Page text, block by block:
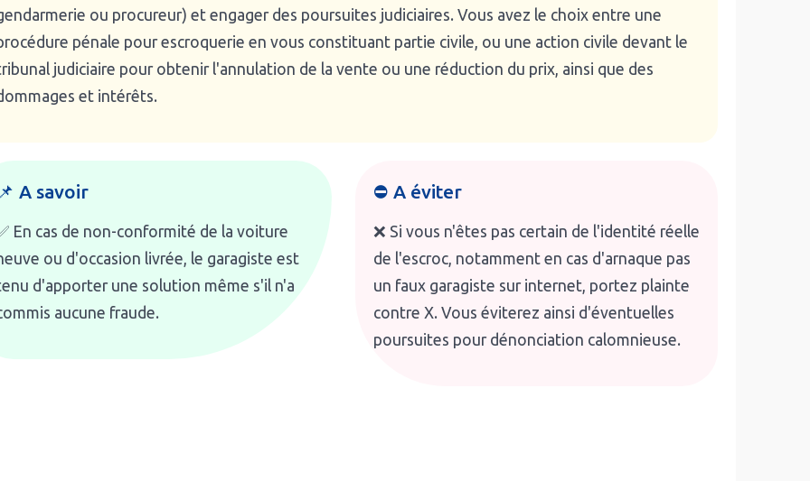
ou procureur) et engager des poursuites judiciaires. Vous avez le choix entre une
pénale pour escroquerie en vous constituant partie civile, ou une action civile devant le
judiciaire pour obtenir l'annulation de la vente ou une réduction du prix, ainsi que des
et intérêts.
A savoir
En cas de non-conformité de la voiture
ou d'occasion livrée, le garagiste est
d'apporter une solution même s'il n'a
aucune fraude.
⛔ A éviter
❌ Si vous n'êtes pas certain de l'identité réelle
de l'escroc, notamment en cas d'arnaque pas
un faux garagiste sur internet, portez plainte
contre X. Vous éviterez ainsi d'éventuelles
poursuites pour dénonciation calomnieuse.